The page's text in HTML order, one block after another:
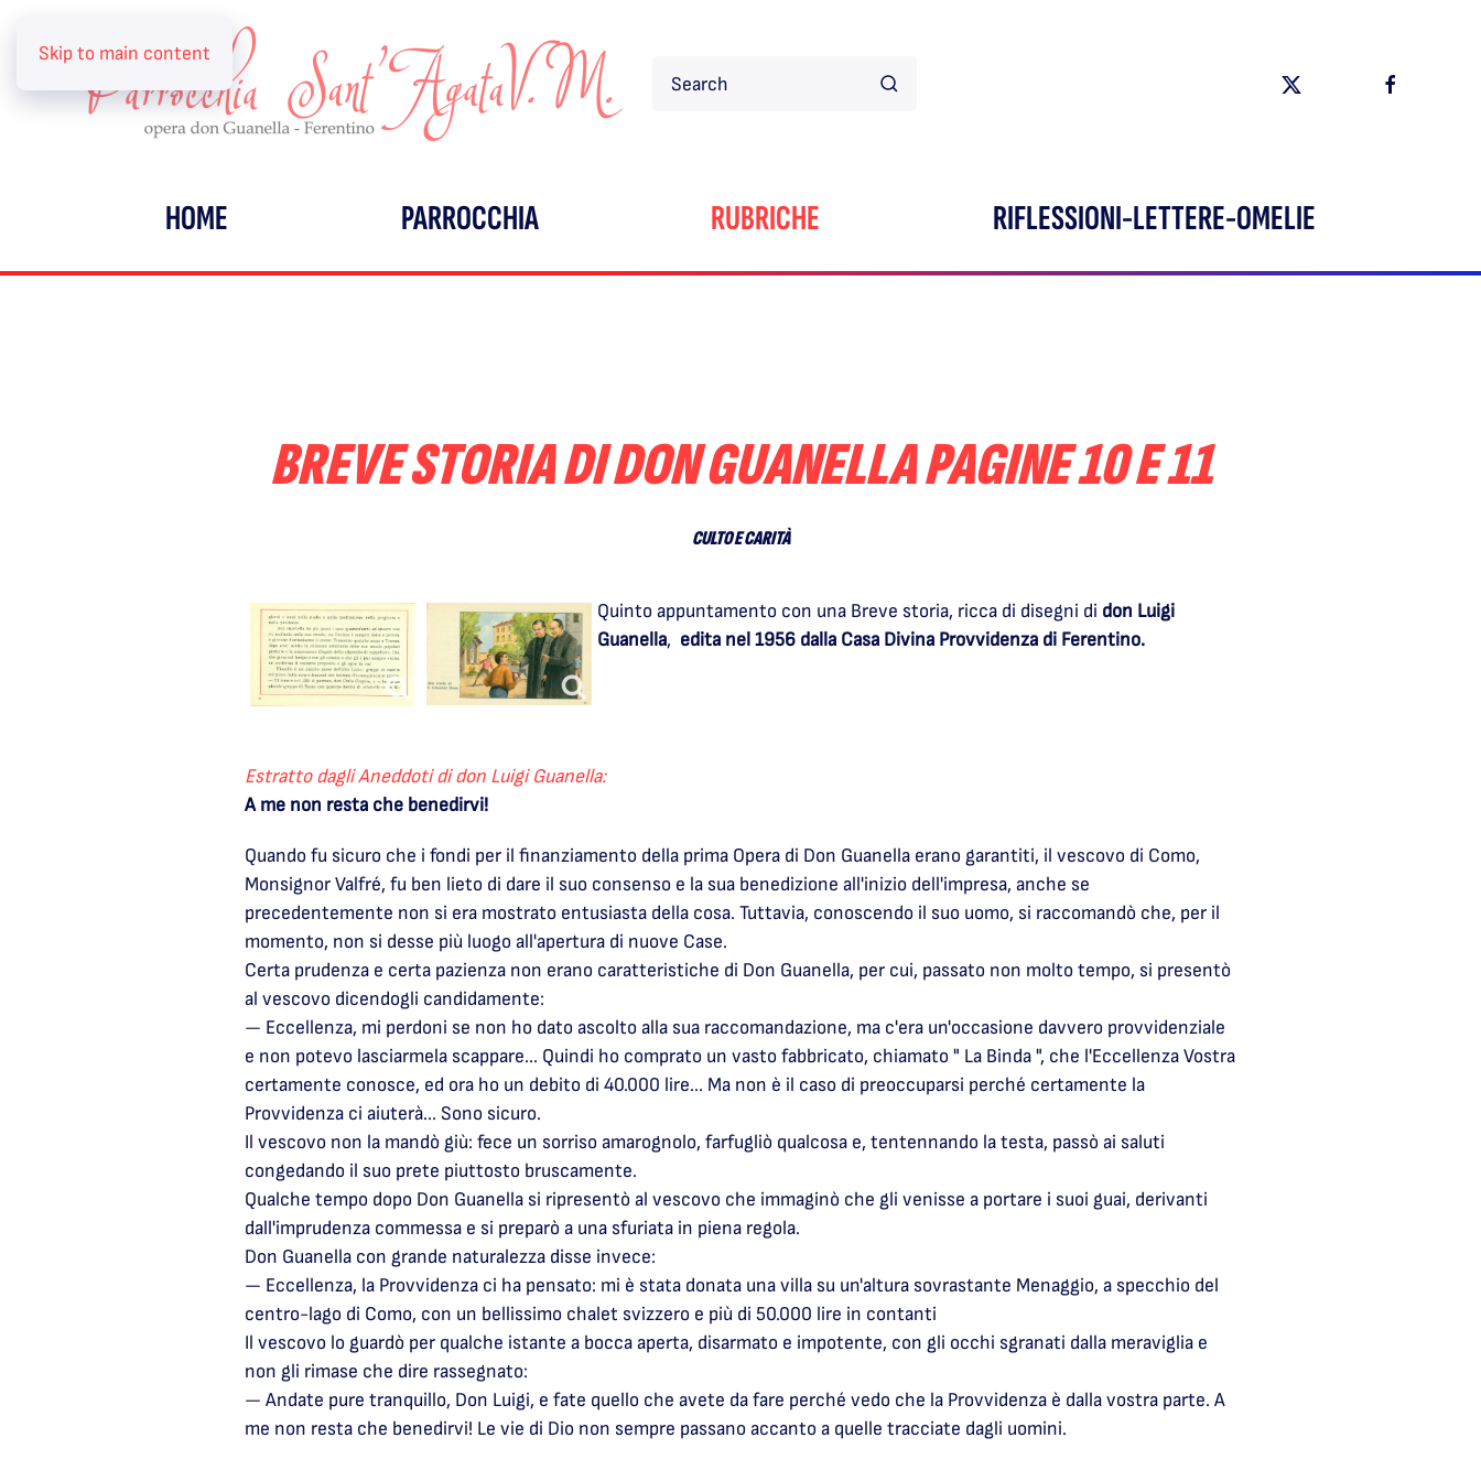
Skip to main content
HOME PARROCCHIA RUBRICHE RIFLESSIONI-LETTERE-OMELIE
BREVE STORIA DI DON GUANELLA PAGINE 10 E 11
CULTO E CARITÀ
Quinto appuntamento con una Breve storia, ricca di disegni di don Luigi
Guanella, edita nel 1956 dalla Casa Divina Provvidenza di Ferentino.
Estratto dagli Aneddoti di don Luigi Guanella:
A me non resta che benedirvi!
Quando fu sicuro che i fondi per il finanziamento della prima Opera di Don Guanella erano garantiti, il vescovo di Como,
Monsignor Valfré, fu ben lieto di dare il suo consenso e la sua benedizione all'inizio dell'impresa, anche se
precedentemente non si era mostrato entusiasta della cosa. Tuttavia, conoscendo il suo uomo, si raccomandò che, per il
momento, non si desse più luogo all'apertura di nuove Case.
Certa prudenza e certa pazienza non erano caratteristiche di Don Guanella, per cui, passato non molto tempo, si presentò
al vescovo dicendogli candidamente:
— Eccellenza, mi perdoni se non ho dato ascolto alla sua raccomandazione, ma c'era un'occasione davvero provvidenziale
e non potevo lasciarmela scappare... Quindi ho comprato un vasto fabbricato, chiamato " La Binda ", che l'Eccellenza Vostra
certamente conosce, ed ora ho un debito di 40.000 lire... Ma non è il caso di preoccuparsi perché certamente la
Provvidenza ci aiuterà... Sono sicuro.
Il vescovo non la mandò giù: fece un sorriso amarognolo, farfugliò qualcosa e, tentennando la testa, passò ai saluti
congedando il suo prete piuttosto bruscamente.
Qualche tempo dopo Don Guanella si ripresentò al vescovo che immaginò che gli venisse a portare i suoi guai, derivanti
dall'imprudenza commessa e si preparò a una sfuriata in piena regola.
Don Guanella con grande naturalezza disse invece:
— Eccellenza, la Provvidenza ci ha pensato: mi è stata donata una villa su un'altura sovrastante Menaggio, a specchio del
centro-lago di Como, con un bellissimo chalet svizzero e più di 50.000 lire in contanti
Il vescovo lo guardò per qualche istante a bocca aperta, disarmato e impotente, con gli occhi sgranati dalla meraviglia e
non gli rimase che dire rassegnato:
— Andate pure tranquillo, Don Luigi, e fate quello che avete da fare perché vedo che la Provvidenza è dalla vostra parte. A
me non resta che benedirvi! Le vie di Dio non sempre passano accanto a quelle tracciate dagli uomini.